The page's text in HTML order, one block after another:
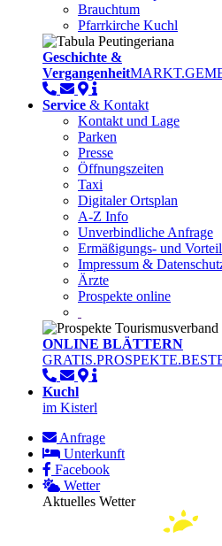
Brauchtum
Pfarrkirche Kuchl
Geschichte &
Vergangenheit
Service & Kontakt
Kontakt und Lage
Parken
Presse
Öffnungszeiten
Taxi
Digitaler Ortsplan
A-Z Info
Unverbindliche Anfrage
Ermäßigungs- und
Impressum &
Ärzte
Prospekte online
ONLINE BLÄTTERN
Kuchl
im Kisterl
Anfrage
Unterkunft
Facebook
Wetter
Aktuelles Wetter